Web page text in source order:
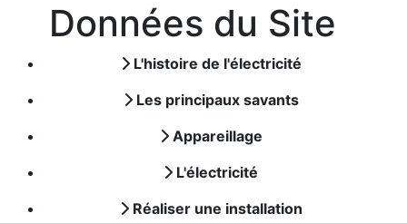
Données du Site
L'histoire de l'électricité
Les principaux savants
Appareillage
L'électricité
Réaliser une installation